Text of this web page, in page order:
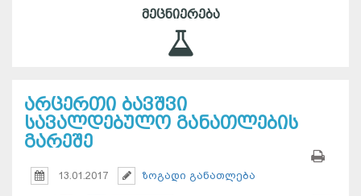
ᲛᲔᲪᲜᲘᲔᲠᲔᲑᲐ
არცერთი ბავშვი
სავალდებულო განათლების
გარეშე
13.01.2017 ზოგადი განათლება